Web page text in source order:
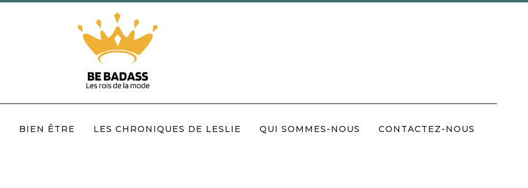
BIEN ÊTRE LES CHRONIQUES DE LESLIE QUI SOMMES-NOUS CONTACTEZ-NOUS